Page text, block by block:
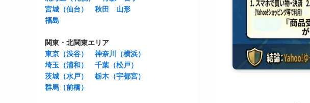
宮城（仙台）
秋田
山形
福島
関東・北関東エリア
東京（渋谷）
神奈川（横浜）
埼玉（浦和）
千葉（松戸）
茨城（水戸）
栃木（宇都宮）
群馬（前橋）